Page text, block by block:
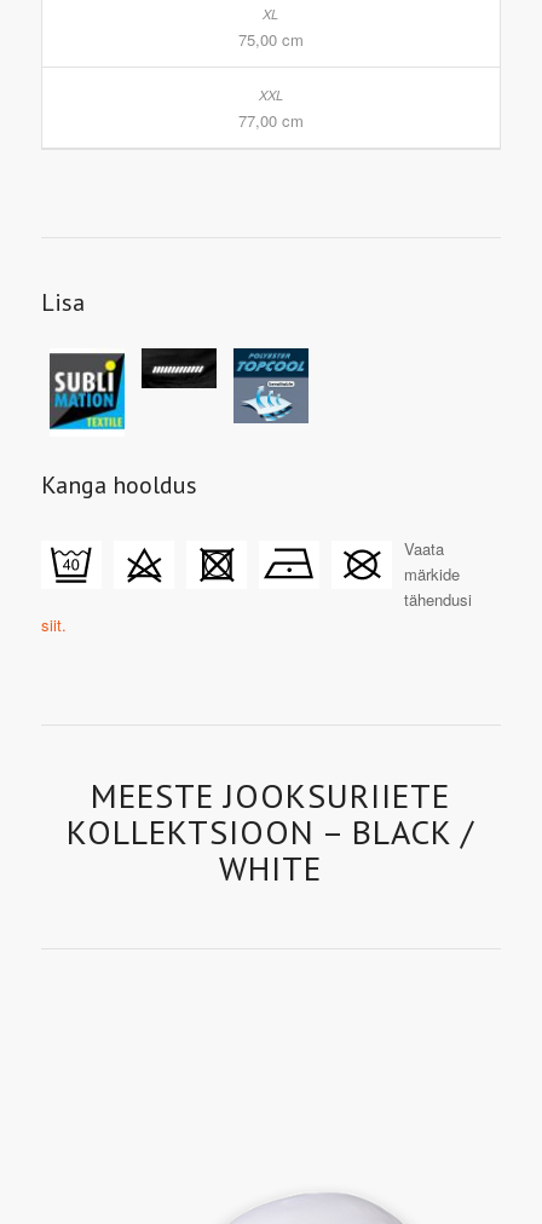
75,00 cm
77,00 cm
Lisa
Kanga hooldus
Vaata
märkide
tähendusi
siit.
MEESTE JOOKSURIIETE
KOLLEKTSIOON – BLACK /
WHITE